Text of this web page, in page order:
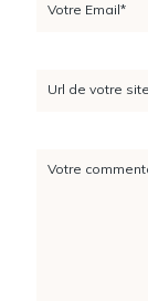
Votre Email*
Url de votre site
Votre